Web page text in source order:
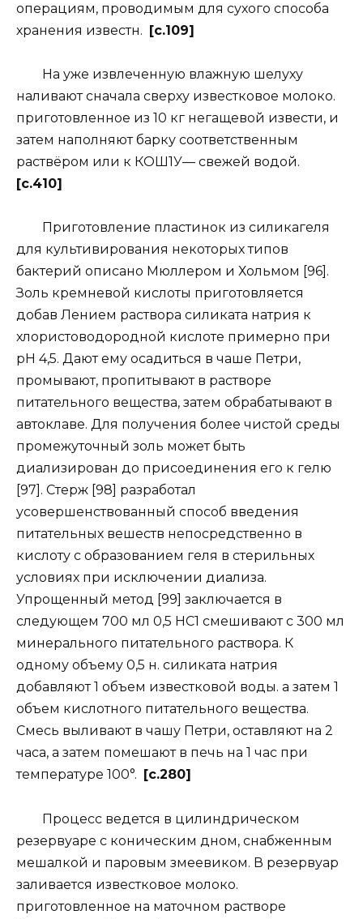
операциям, проводимым для сухого способа
хранения известн. [c.109]
На уже извлеченную влажную шелуху
наливают сначала сверху известковое молоко.
приготовленное из 10 кг негащевой извести, и
затем наполняют барку соответственным
раствёром или к КОШ1У— свежей водой.
[c.410]
Приготовление пластинок из силикагеля
для культивирования некоторых типов
бактерий описано Мюллером и Хольмом [96].
Золь кремневой кислоты приготовляется
добав Лением раствора силиката натрия к
хлористоводородной кислоте примерно при
pH 4,5. Дают ему осадиться в чаше Петри,
промывают, пропитывают в растворе
питательного вещества, затем обрабатывают в
автоклаве. Для получения более чистой среды
промежуточный золь может быть
диализирован до присоединения его к гелю
[97]. Стерж [98] разработал
усовершенствованный способ введения
питательных вешеств непосредственно в
кислоту с образованием геля в стерильных
условиях при исключении диализа.
Упрощенный метод [99] заключается в
следующем 700 мл 0,5 НС1 смешивают с 300 мл
минерального питательного раствора. К
одному объему 0,5 н. силиката натрия
добавляют 1 объем известковой воды. а затем 1
объем кислотного питательного вещества.
Смесь выливают в чашу Петри, оставляют на 2
часа, а затем помешают в печь на 1 час при
температуре 100°.
[c.280]
Процесс ведется в цилиндрическом
резервуаре с коническим дном, снабженным
мешалкой и паровым змеевиком. В резервуар
заливается известковое молоко.
приготовленное на маточном растворе